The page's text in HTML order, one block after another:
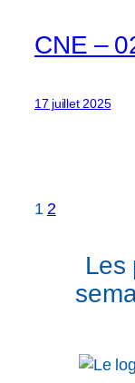
CNE –
17 juillet 2025
12
Les